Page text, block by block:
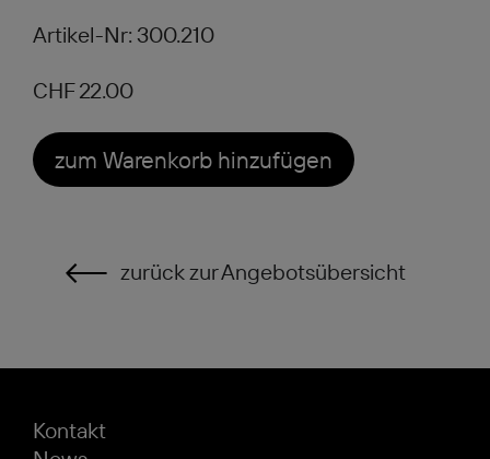
Artikel-Nr: 300.210
CHF 22.00
zum Warenkorb hinzufügen
zurück zur Angebotsübersicht
Kontakt